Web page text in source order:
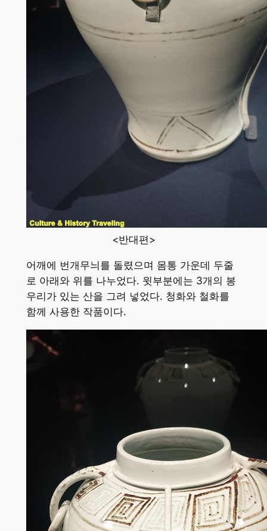
<반대편>
어깨에 번개무늬를 돌렸으며 몸통 가운데 두줄
로 아래와 위를 나누었다. 윗부분에는 3개의 봉
우리가 있는 산을 그려 넣었다. 청화와 철화를
함께 사용한 작품이다.